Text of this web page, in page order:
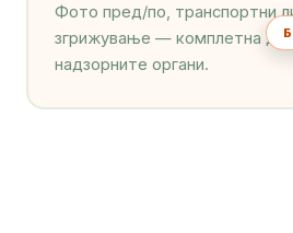
Фото пред/по, транспортни
згрижување — комплетна
надзорните органи.